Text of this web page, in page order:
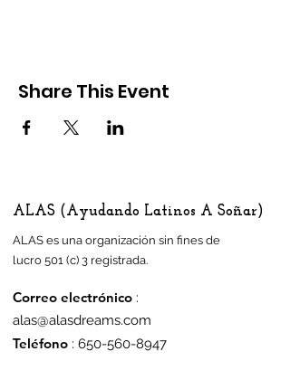
Share This Event
ALAS (Ayudando Latinos A Soñar)
ALAS es una organización sin fines de
lucro 501 (c) 3 registrada.
Correo electrónico :
alas@alasdreams.com
Teléfono : 650-560-8947